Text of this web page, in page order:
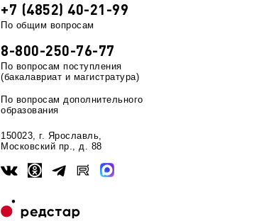
+7 (4852) 40-21-99
По общим вопросам
8-800-250-76-77
По вопросам поступления
(бакалавриат и магистратура)
По вопросам дополнительного
образования
150023, г. Ярославль,
Московский пр., д. 88